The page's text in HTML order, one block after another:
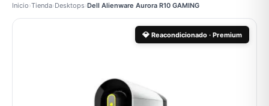
Inicio›Tienda›Desktops›Dell Alienware Aurora R10 GAMING
💎 Reacondicionado · Premium